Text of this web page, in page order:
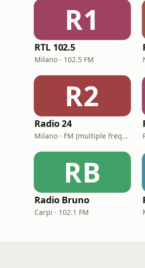
R1
RTL 102.5
Milano · 102.5 FM
R2
Radio 24
Milano · FM (multiple frequencies nationwide), DAB, Satellite
RB
Radio Bruno
Carpi · 102.1 FM